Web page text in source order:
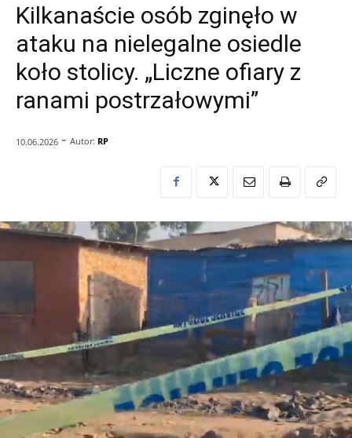
Kilkanaście osób zginęło w
ataku na nielegalne osiedle
koło stolicy. „Liczne ofiary z
ranami postrzałowymi”
10.06.2026 - Autor: RP